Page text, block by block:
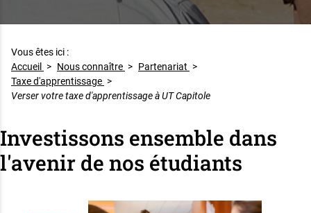
Vous êtes ici :
Accueil
> Nous connaître > Partenariat >
Taxe d'apprentissage >
Verser votre taxe d'apprentissage à UT Capitole
Investissons ensemble dans
l'avenir de nos étudiants
Recruteurs